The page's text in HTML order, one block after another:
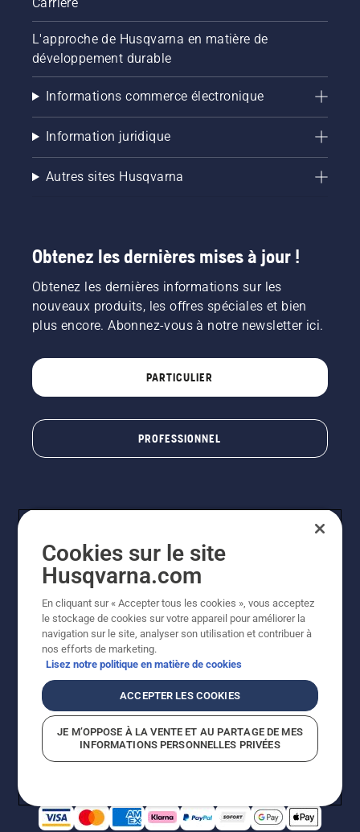
L'approche de Husqvarna en matière de
développement durable
Informations commerce électronique
Information juridique
Autres sites Husqvarna
Obtenez les dernières mises à jour !
Obtenez les dernières informations sur les
nouveaux produits, les offres spéciales et bien
plus encore. Abonnez-vous à notre newsletter ici.
PARTICULIER
PROFESSIONNEL
© Husqvarna AB (publ). Tous droits réservés. Les prix
indiqués sont à titre indicatif de Husqvarna Schweiz AG
aux revendeurs participants, prix en CHF, TVA 8,1 % et
TAR incluses. Sous réserve de modification. Tous les
prix indiqués sont des prix de vente recommandés (TVA
incluse), sauf si le produit est disponible pour un achat
Politique relative aux cookiesConditions d'utilisation
Avis de confidentialitéImpressionCGVL Shop en ligne
Signalement de violations présumées
Cookies sur le site
Husqvarna.com
En cliquant sur « Accepter tous les cookies », vous acceptez
le stockage de cookies sur votre appareil pour améliorer la
navigation sur le site, analyser son utilisation et contribuer à
nos efforts de marketing.
Lisez notre politique en matière de cookies
ACCEPTER LES COOKIES
JE M’OPPOSE À LA VENTE ET AU PARTAGE DE MES
INFORMATIONS PERSONNELLES PRIVÉES